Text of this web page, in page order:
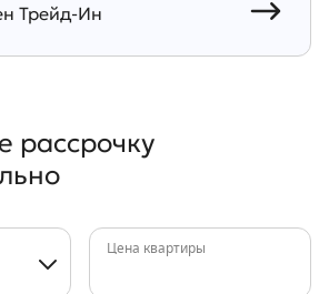
Трейд-Ин
рассрочку
Цена квартиры